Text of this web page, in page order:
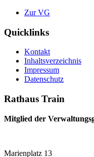
Zur VG
Quicklinks
Kontakt
Inhaltsverzeichnis
Impressum
Datenschutz
Rathaus Train
Mitglied der
Marienplatz 13